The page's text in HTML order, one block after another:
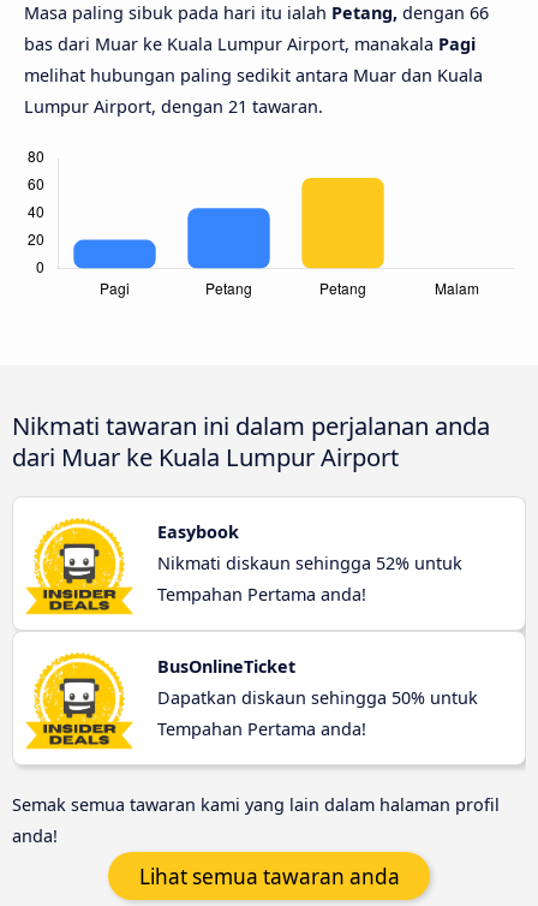
Masa paling sibuk pada hari itu ialah Petang, dengan 66
bas dari Muar ke Kuala Lumpur Airport, manakala Pagi
melihat hubungan paling sedikit antara Muar dan Kuala
Lumpur Airport, dengan 21 tawaran.
Nikmati tawaran ini dalam perjalanan anda
dari Muar ke Kuala Lumpur Airport
Easybook
Nikmati diskaun sehingga 52% untuk
Tempahan Pertama anda!
BusOnlineTicket
Dapatkan diskaun sehingga 50% untuk
Tempahan Pertama anda!
Semak semua tawaran kami yang lain dalam halaman profil
anda!
Lihat semua tawaran anda